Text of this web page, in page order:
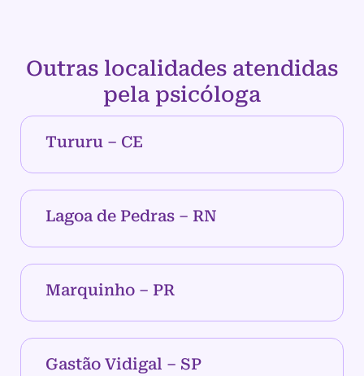
Outras localidades atendidas
pela psicóloga
Tururu – CE
Lagoa de Pedras – RN
Marquinho – PR
Gastão Vidigal – SP